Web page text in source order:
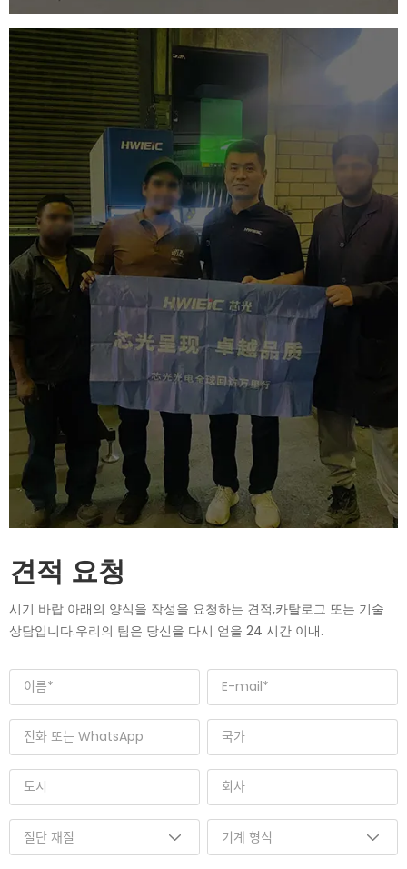
견적 요청
시기 바랍 아래의 양식을 작성을 요청하는 견적,카탈로그 또는 기술
상담입니다.우리의 팀은 당신을 다시 얻을 24 시간 이내.